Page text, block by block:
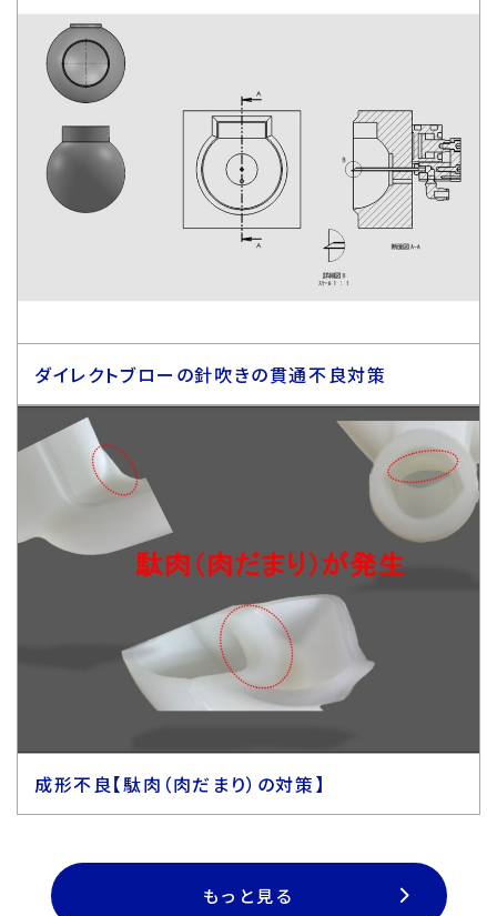
ダイレクトブローの針吹きの貫通不良対策
成形不良【駄肉（肉だまり）の対策】
もっと見る